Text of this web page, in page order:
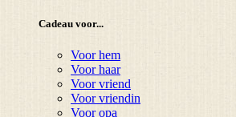
Cadeau voor...
Voor hem
Voor haar
Voor vriend
Voor vriendin
Voor opa